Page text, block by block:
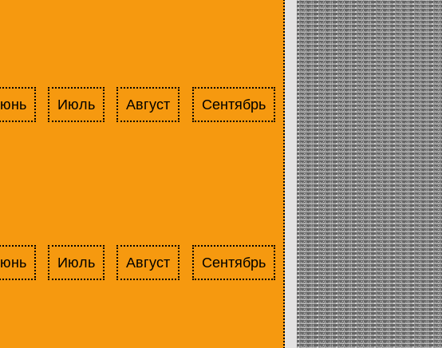
Июль Август Сентябрь
Июль Август Сентябрь